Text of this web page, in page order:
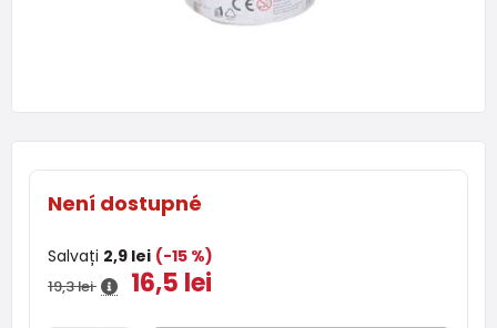
Není dostupné
Salvați 2,9 lei (-15 %)
19,3 lei 16,5 lei